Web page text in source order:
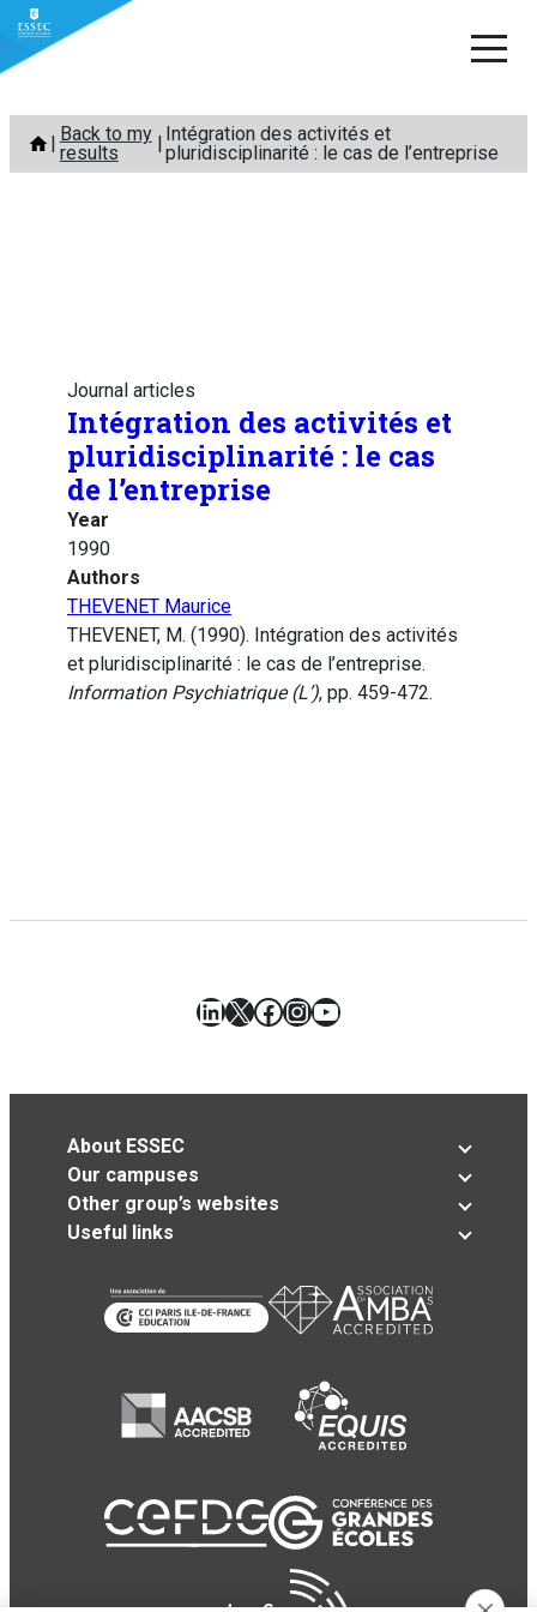
Skip
content
Back to my
results
Intégration des activités et
pluridisciplinarité : le cas de l’entreprise
Journal articles
Intégration des activités et
pluridisciplinarité : le cas
de l’entreprise
Year
1990
Authors
THEVENET Maurice
THEVENET, M. (1990). Intégration des activités
et pluridisciplinarité : le cas de l’entreprise.
Information Psychiatrique (L’), pp. 459-472.
LinkedIn
X Facebook
Instagram
YouTube
About ESSEC
Our campuses
Other group’s websites
Useful links